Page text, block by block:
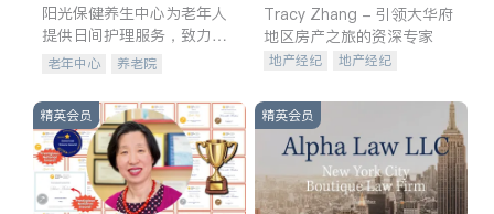
阳光保健养生中心为老年人
提供日间护理服务，致力于
通过持续的护理创新来有效
老年中心 养老院
Tracy Zhang - 引领大华府
地区房产之旅的资深专家
地产经纪
地产经纪
商铺租售
精英会员 精英会员